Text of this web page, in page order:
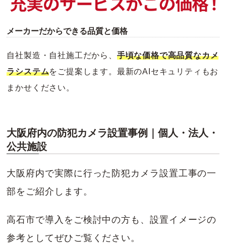
メーカーだからできる品質と価格
自社製造・自社施工だから、 手頃な価格で高品質なカメ
ラシステムをご提案します。最新のAIセキュリティもお
まかせください。
大阪府内の防犯カメラ設置事例｜個人・法人・
公共施設
大阪府内で実際に行った防犯カメラ設置工事の一
部をご紹介します。
高石市で導入をご検討中の方も、設置イメージの
参考としてぜひご覧ください。